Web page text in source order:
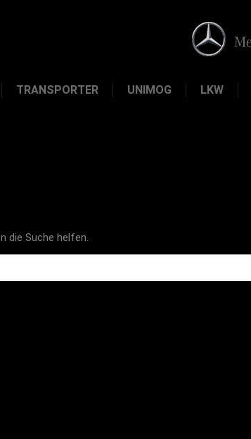
TRANSPORTER UNIMOG LKW
die Suche helfen.